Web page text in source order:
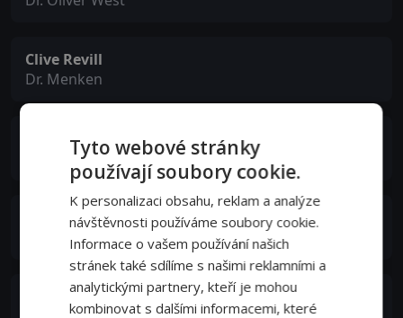
Clive Revill
Dr. Menken
Werner Peters
Dr. Freddie Vorbeck
John Fiedler
Daniel K. Papp
Kay Medford
Tyto webové stránky
používají soubory cookie.
K personalizaci obsahu, reklam a analýze
návštěvnosti používáme soubory cookie.
Informace o vašem používání našich
stránek také sdílíme s našimi reklamními a
analytickými partnery, kteří je mohou
kombinovat s dalšími informacemi, které